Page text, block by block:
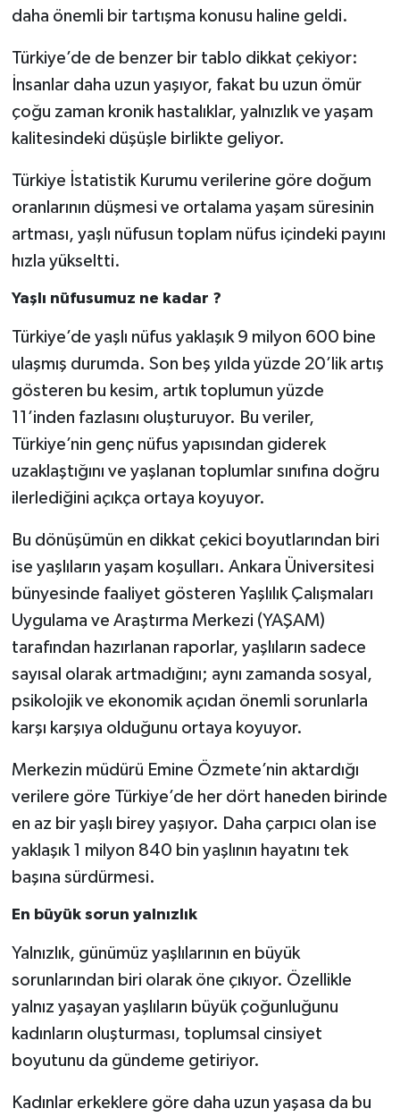
daha önemli bir tartışma konusu haline geldi.
Türkiye’de de benzer bir tablo dikkat çekiyor:
İnsanlar daha uzun yaşıyor, fakat bu uzun ömür
çoğu zaman kronik hastalıklar, yalnızlık ve yaşam
kalitesindeki düşüşle birlikte geliyor.
Türkiye İstatistik Kurumu verilerine göre doğum
oranlarının düşmesi ve ortalama yaşam süresinin
artması, yaşlı nüfusun toplam nüfus içindeki payını
hızla yükseltti.
Yaşlı nüfusumuz ne kadar ?
Türkiye’de yaşlı nüfus yaklaşık 9 milyon 600 bine
ulaşmış durumda. Son beş yılda yüzde 20’lik artış
gösteren bu kesim, artık toplumun yüzde
11’inden fazlasını oluşturuyor. Bu veriler,
Türkiye’nin genç nüfus yapısından giderek
uzaklaştığını ve yaşlanan toplumlar sınıfına doğru
ilerlediğini açıkça ortaya koyuyor.
Bu dönüşümün en dikkat çekici boyutlarından biri
ise yaşlıların yaşam koşulları. Ankara Üniversitesi
bünyesinde faaliyet gösteren Yaşlılık Çalışmaları
Uygulama ve Araştırma Merkezi (YAŞAM)
tarafından hazırlanan raporlar, yaşlıların sadece
sayısal olarak artmadığını; aynı zamanda sosyal,
psikolojik ve ekonomik açıdan önemli sorunlarla
karşı karşıya olduğunu ortaya koyuyor.
Merkezin müdürü Emine Özmete’nin aktardığı
verilere göre Türkiye’de her dört haneden birinde
en az bir yaşlı birey yaşıyor. Daha çarpıcı olan ise
yaklaşık 1 milyon 840 bin yaşlının hayatını tek
başına sürdürmesi.
En büyük sorun yalnızlık
Yalnızlık, günümüz yaşlılarının en büyük
sorunlarından biri olarak öne çıkıyor. Özellikle
yalnız yaşayan yaşlıların büyük çoğunluğunu
kadınların oluşturması, toplumsal cinsiyet
boyutunu da gündeme getiriyor.
Kadınlar erkeklere göre daha uzun yaşasa da bu